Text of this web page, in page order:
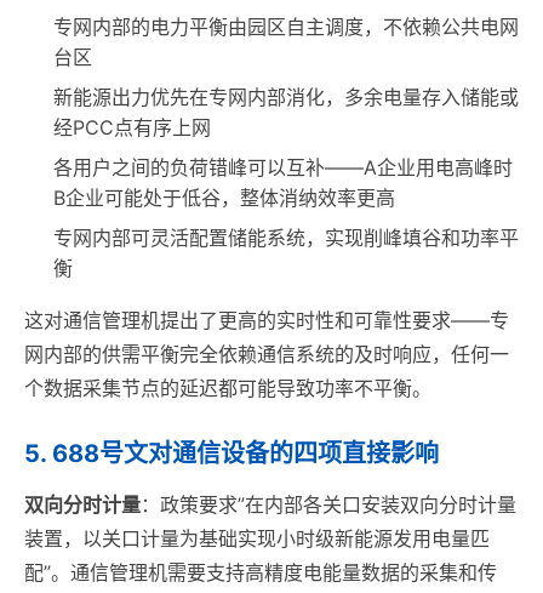
专网内部的电力平衡由园区自主调度，不依赖公共电网
台区
新能源出力优先在专网内部消化，多余电量存入储能或
经PCC点有序上网
各用户之间的负荷错峰可以互补——A企业用电高峰时
B企业可能处于低谷，整体消纳效率更高
专网内部可灵活配置储能系统，实现削峰填谷和功率平
衡
这对通信管理机提出了更高的实时性和可靠性要求——专
网内部的供需平衡完全依赖通信系统的及时响应，任何一
个数据采集节点的延迟都可能导致功率不平衡。
5. 688号文对通信设备的四项直接影响
双向分时计量：政策要求”在内部各关口安装双向分时计量
装置，以关口计量为基础实现小时级新能源发用电量匹
配”。通信管理机需要支持高精度电能量数据的采集和传